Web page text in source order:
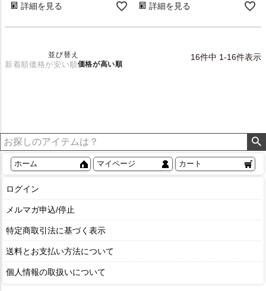
詳細を見る 詳細を見る
並び替え
新着順価格が安い順価格が高い順
16件中 1-16件表示
ホーム マイページ カート
ログイン
メルマガ申込/停止
特定商取引法に基づく表示
送料とお支払い方法について
個人情報の取扱いについて